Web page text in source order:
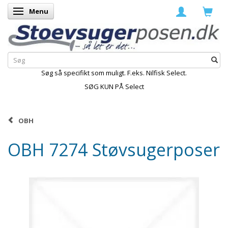
Skifte navigation
Menu
Søg så specifikt som muligt. F.eks. Nilfisk Select.
SØG KUN PÅ Select
OBH
OBH 7274 Støvsugerposer